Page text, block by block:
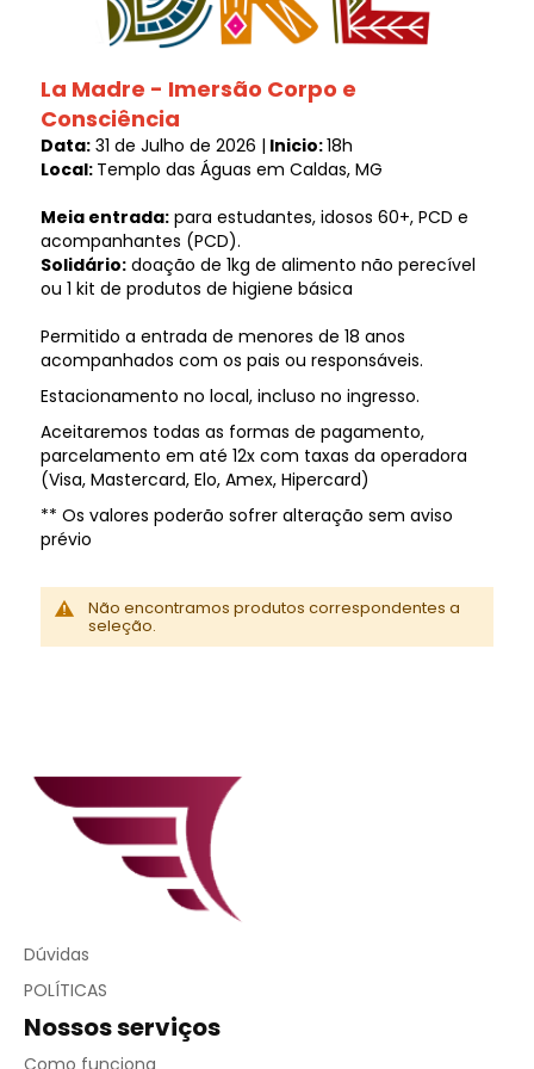
La Madre - Imersão Corpo e
Consciência
Data:31 de Julho de 2026 | Inicio:18h
Local: Templo das Águas em Caldas, MG
Meia entrada:para estudantes, idosos 60+, PCD e
acompanhantes (PCD).
Solidário:doação de 1kg de alimento não perecível
ou 1 kit de produtos de higiene básica
Permitido a entrada de menores de 18 anos
acompanhados com os pais ou responsáveis.
Estacionamento no local, incluso no ingresso.
Aceitaremos todas as formas de pagamento,
parcelamento em até 12x com taxas da operadora
(Visa, Mastercard, Elo, Amex, Hipercard)
** Os valores poderão sofrer alteração sem aviso
prévio
Não encontramos produtos correspondentes a
seleção.
Dúvidas
POLÍTICAS
Nossos serviços
Como funciona